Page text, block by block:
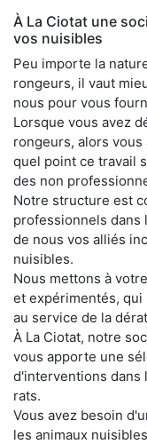
À La Ciotat une
vos nuisibles
Peu importe la
rongeurs, il vaut
nous pour vous
Lorsque vous avez
rongeurs, alors
quel point ce travail
des non
Notre structure est
professionnels dans
de nous vos alliés
nuisibles.
Nous mettons à
et expérimentés,
au service de la
À La Ciotat, notre
vous apporte une
d'interventions dans
rats.
Vous avez besoin
les animaux